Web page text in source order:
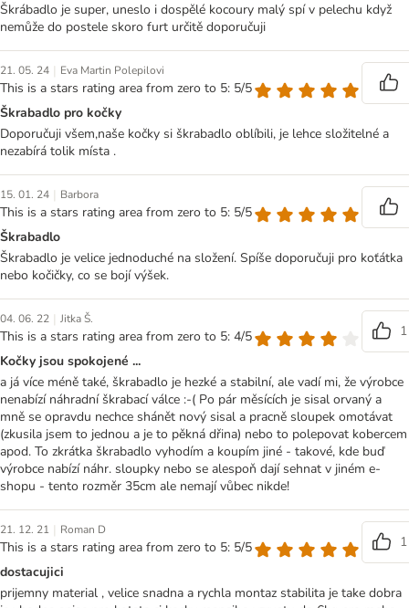
Škrábadlo je super, uneslo i dospělé kocoury malý spí v pelechu když
nemůže do postele skoro furt určitě doporučuji
21. 05. 24 | Eva Martin Polepilovi
This is a stars rating area from zero to 5: 5/5
Škrabadlo pro kočky
Doporučuji všem,naše kočky si škrabadlo oblíbili, je lehce složitelné a
nezabírá tolik místa .
15. 01. 24 | Barbora
This is a stars rating area from zero to 5: 5/5
Škrabadlo
Škrabadlo je velice jednoduché na složení. Spíše doporučuji pro koťátka
nebo kočičky, co se bojí výšek.
04. 06. 22 | Jitka Š.
This is a stars rating area from zero to 5: 4/5
1
Kočky jsou spokojené ...
a já více méně také, škrabadlo je hezké a stabilní, ale vadí mi, že výrobce
nenabízí náhradní škrabací válce :-( Po pár měsících je sisal orvaný a
mně se opravdu nechce shánět nový sisal a pracně sloupek omotávat
(zkusila jsem to jednou a je to pěkná dřina) nebo to polepovat kobercem
apod. To zkrátka škrabadlo vyhodím a koupím jiné - takové, kde buď
výrobce nabízí náhr. sloupky nebo se alespoň dají sehnat v jiném e-
shopu - tento rozměr 35cm ale nemají vůbec nikde!
21. 12. 21 | Roman D
This is a stars rating area from zero to 5: 5/5
1
dostacujici
prijemny material , velice snadna a rychla montaz stabilita je take dobra